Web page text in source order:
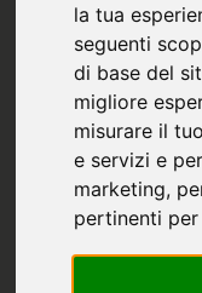
la tua
seguenti
di base del
migliore
misurare il
e servizi e
marketing,
pertinenti